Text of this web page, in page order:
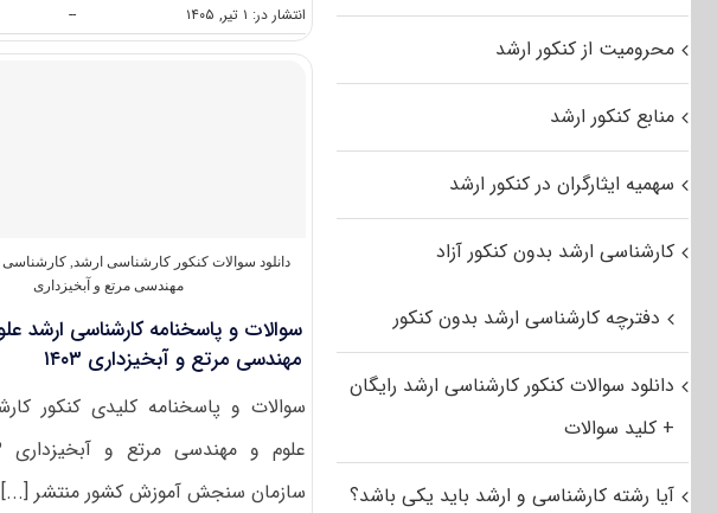
انتشار در: ۱ تیر, ۱۴۰۵ --
دانلود سوالات کنکور کارشناسی ارشد,کارشناسی
مهندسی مرتع و آبخیزداری
سوالات و پاسخنامه کارشناسی ارشد
مهندسی مرتع و آبخیزداری ۱۴۰۳
سوالات و پاسخنامه کلیدی کنکور
سازمان سنجش آموزش کشور منتشر [...]
محرومیت از کنکور ارشد
منابع کنکور ارشد
سهمیه ایثارگران در کنکور ارشد
کارشناسی ارشد بدون کنکور آزاد
دفترچه کارشناسی ارشد بدون کنکور
دانلود سوالات کنکور کارشناسی ارشد رایگان
+ کلید سوالات
آیا رشته کارشناسی و ارشد باید یکی باشد؟